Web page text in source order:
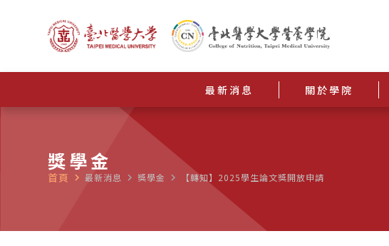
最新消息 關於學院
獎學金
首頁 navigate_next 最新消息 navigate_next 獎學金 navigate_next 【轉知】2025學生論文獎開放申請